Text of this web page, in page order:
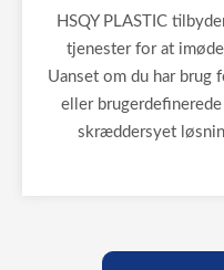
HSQY PLASTIC
tjenester for at
Uanset om du har brug
eller
skræddersyet